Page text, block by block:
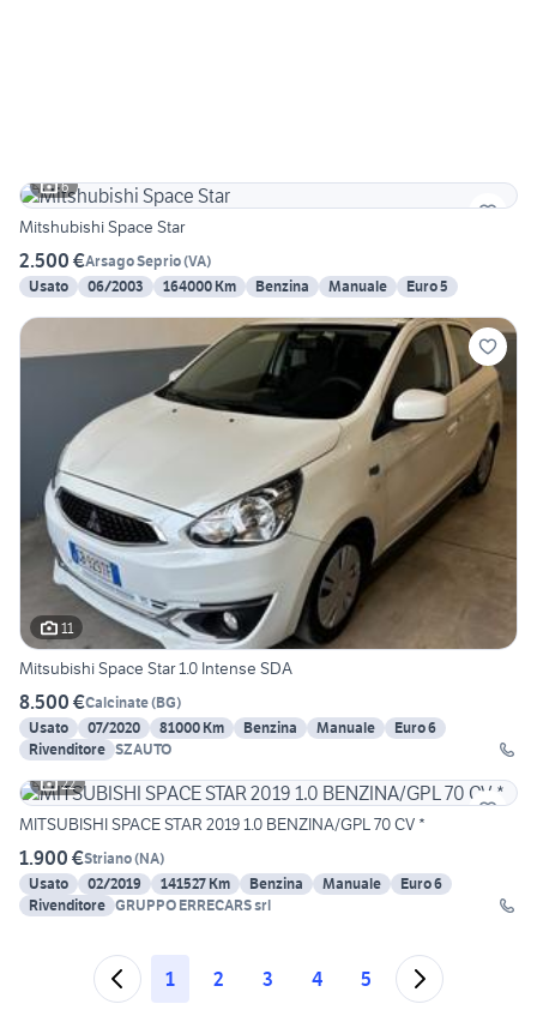
6
Mitshubishi Space Star
2.500 €Arsago Seprio(VA)
Usato
06/2003 164000 Km Benzina Manuale Euro 5
11
Mitsubishi Space Star 1.0 Intense SDA
8.500 €Calcinate(BG)
Usato
07/2020 81000 Km Benzina Manuale
Euro 6
Rivenditore SZAUTO
22
MITSUBISHI SPACE STAR 2019 1.0 BENZINA/GPL 70 CV *
1.900 €Striano(NA)
Usato
02/2019 141527 Km Benzina Manuale
Euro 6
Rivenditore GRUPPO ERRECARS srl
1 2 3 4 5